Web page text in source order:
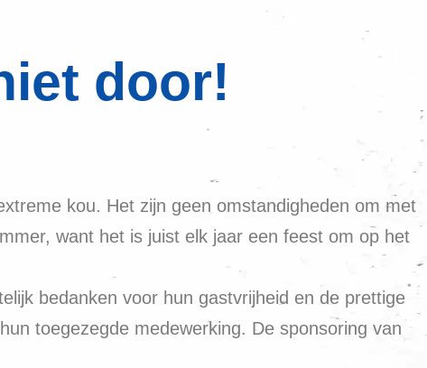
door!
kou. Het zijn geen omstandigheden om met
want het is juist elk jaar een feest om op het
bedanken voor hun gastvrijheid en de prettige
toegezegde medewerking. De sponsoring van